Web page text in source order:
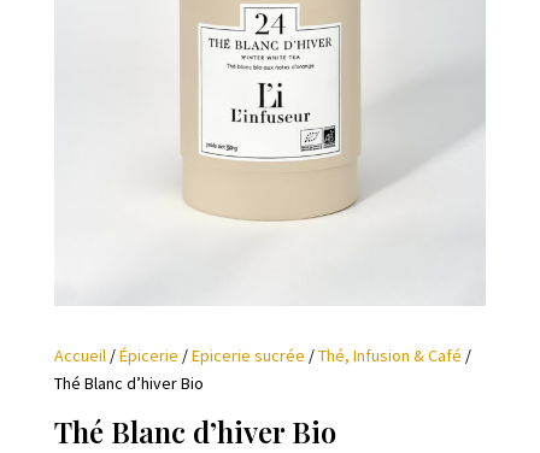
Accueil/Épicerie /Epicerie sucrée /Thé, Infusion & Café /
Thé Blanc d’hiver Bio
Thé Blanc d’hiver Bio